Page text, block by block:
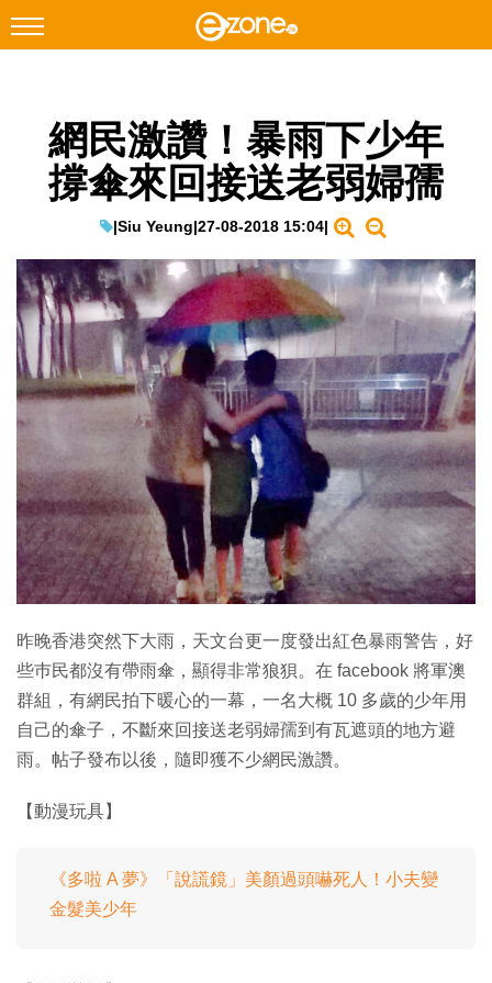
Facebook Instagram
科技焦點
遊戲動漫
教學評測
EduTech
IT Times
生成式AI與雲端應用
Enterprise Digital Transformation
特集
網民激讚！暴雨下少年
撐傘來回接送老弱婦孺
|Siu Yeung|27-08-2018 15:04|
昨晚香港突然下大雨，天文台更一度發出紅色暴雨警告，好
些巿民都沒有帶雨傘，顯得非常狼狽。在 facebook 將軍澳
群組，有網民拍下暖心的一幕，一名大概 10 多歲的少年用
自己的傘子，不斷來回接送老弱婦孺到有瓦遮頭的地方避
雨。帖子發布以後，隨即獲不少網民激讚。
【動漫玩具】
《多啦 A 夢》「說謊鏡」美顏過頭嚇死人！小夫變
金髮美少年